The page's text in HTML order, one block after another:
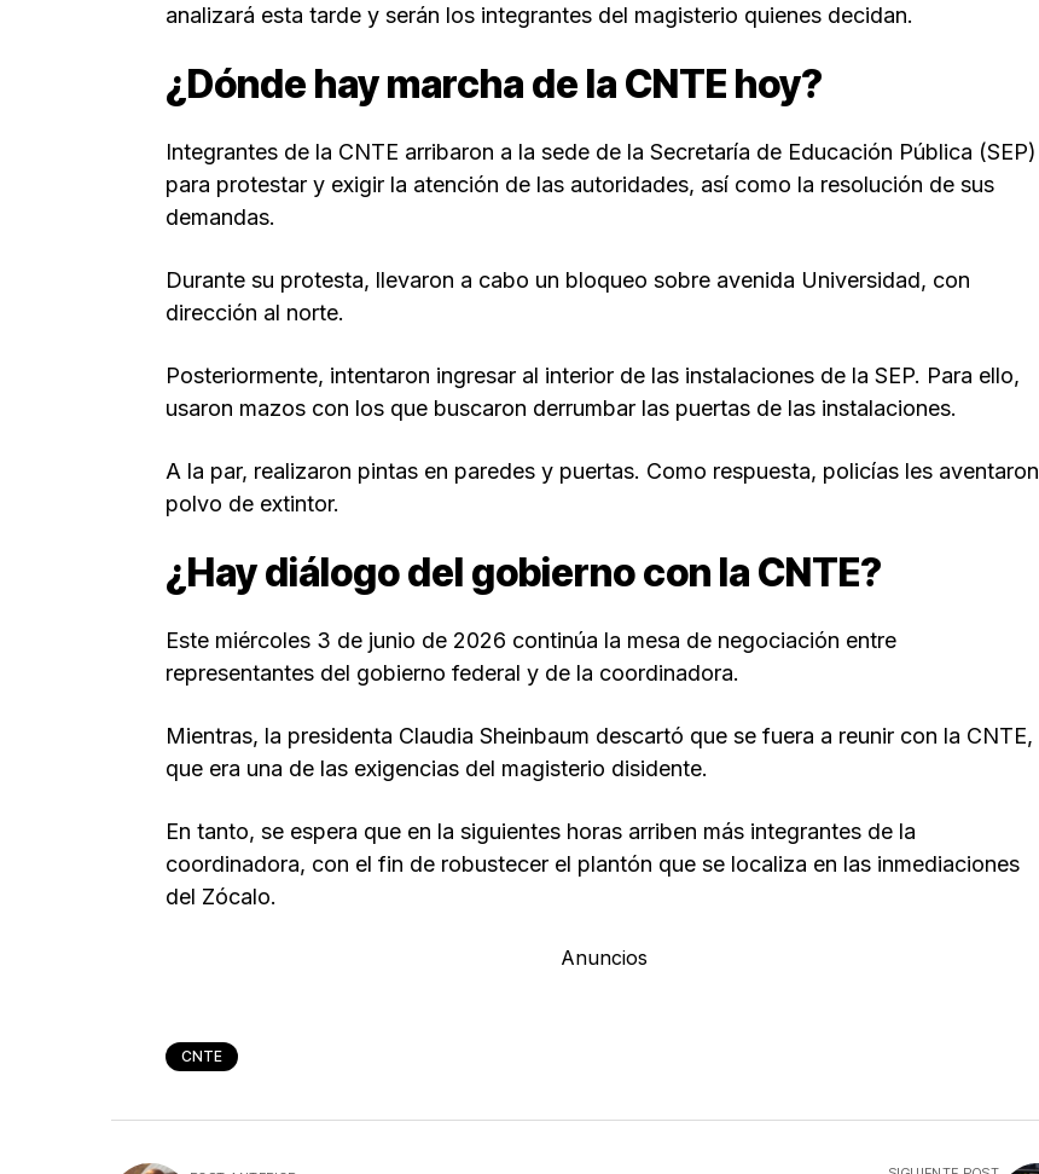
analizará esta tarde y serán los integrantes del magisterio quienes decidan.
¿Dónde hay marcha de la CNTE hoy?
Integrantes de la CNTE arribaron a la sede de la Secretaría de Educación Pública (SEP)
para protestar y exigir la atención de las autoridades, así como la resolución de sus
demandas.
Durante su protesta, llevaron a cabo un bloqueo sobre avenida Universidad, con
dirección al norte.
Posteriormente, intentaron ingresar al interior de las instalaciones de la SEP. Para ello,
usaron mazos con los que buscaron derrumbar las puertas de las instalaciones.
A la par, realizaron pintas en paredes y puertas. Como respuesta, policías les aventaron
polvo de extintor.
¿Hay diálogo del gobierno con la CNTE?
Este miércoles 3 de junio de 2026 continúa la mesa de negociación entre
representantes del gobierno federal y de la coordinadora.
Mientras, la presidenta Claudia Sheinbaum descartó que se fuera a reunir con la CNTE,
que era una de las exigencias del magisterio disidente.
En tanto, se espera que en la siguientes horas arriben más integrantes de la
coordinadora, con el fin de robustecer el plantón que se localiza en las inmediaciones
del Zócalo.
Anuncios
CNTE